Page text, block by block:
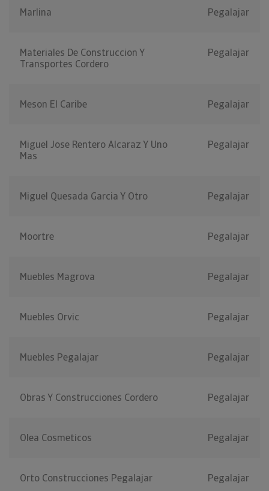
Marlina Pegalajar
Materiales De Construccion Y
Transportes Cordero
Pegalajar
Meson El Caribe Pegalajar
Miguel Jose Rentero Alcaraz Y Uno
Mas
Pegalajar
Miguel Quesada Garcia Y Otro Pegalajar
Moortre Pegalajar
Muebles Magrova Pegalajar
Muebles Orvic Pegalajar
Muebles Pegalajar Pegalajar
Obras Y Construcciones Cordero Pegalajar
Olea Cosmeticos Pegalajar
Orto Construcciones Pegalajar Pegalajar